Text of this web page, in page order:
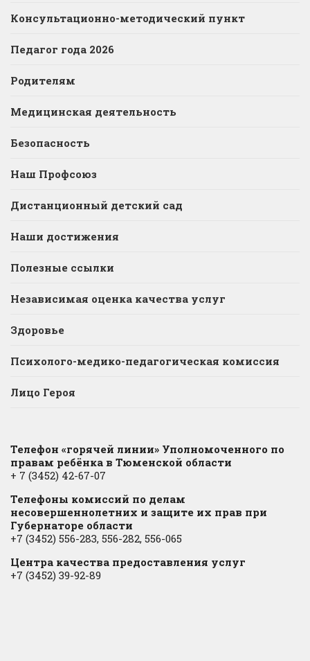
Консультационно-методический пункт
Педагог года 2026
Родителям
Медицинская деятельность
Безопасность
Наш Профсоюз
Дистанционный детский сад
Наши достижения
Полезные ссылки
Независимая оценка качества услуг
Здоровье
Психолого-медико-педагогическая комиссия
Лицо Героя
Телефон «горячей линии» Уполномоченного по
правам ребёнка в Тюменской области
+ 7 (3452) 42-67-07
Телефоны комиссий по делам
несовершеннолетних и защите их прав при
Губернаторе области
+7 (3452) 556-283, 556-282, 556-065
Центра качества предоставления услуг
+7 (3452) 39-92-89